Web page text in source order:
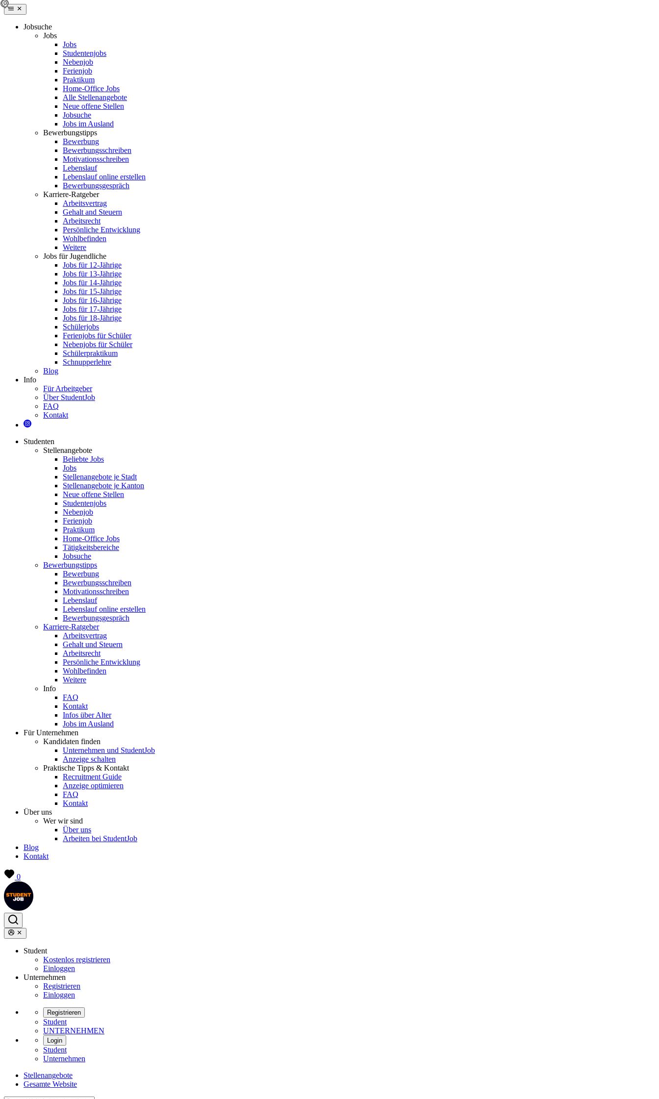
Jobsuche
Jobs
Jobs
Studentenjobs
Nebenjob
Ferienjob
Praktikum
Home-Office Jobs
Alle Stellenangebote
Neue offene Stellen
Jobsuche
Jobs im Ausland
Bewerbungstipps
Bewerbung
Bewerbungsschreiben
Motivationsschreiben
Lebenslauf
Lebenslauf online erstellen
Bewerbungsgespräch
Karriere-Ratgeber
Arbeitsvertrag
Gehalt and Steuern
Arbeitsrecht
Persönliche Entwicklung
Wohlbefinden
Weitere
Jobs für Jugendliche
Jobs für 12-Jährige
Jobs für 13-Jährige
Jobs für 14-Jährige
Jobs für 15-Jährige
Jobs für 16-Jährige
Jobs für 17-Jährige
Jobs für 18-Jährige
Schülerjobs
Ferienjobs für Schüler
Nebenjobs für Schüler
Schülerpraktikum
Schnupperlehre
Blog
Info
Für Arbeitgeber
Über StudentJob
FAQ
Kontakt
Studenten
Stellenangebote
Beliebte Jobs
Jobs
Stellenangebote je Stadt
Stellenangebote je Kanton
Neue offene Stellen
Studentenjobs
Nebenjob
Ferienjob
Praktikum
Home-Office Jobs
Tätigkeitsbereiche
Jobsuche
Bewerbungstipps
Bewerbung
Bewerbungsschreiben
Motivationsschreiben
Lebenslauf
Lebenslauf online erstellen
Bewerbungsgespräch
Karriere-Ratgeber
Arbeitsvertrag
Gehalt und Steuern
Arbeitsrecht
Persönliche Entwicklung
Wohlbefinden
Weitere
Info
FAQ
Kontakt
Infos über Alter
Jobs im Ausland
Für Unternehmen
Kandidaten finden
Unternehmen und StudentJob
Anzeige schalten
Praktische Tipps & Kontakt
Recruitment Guide
Anzeige optimieren
FAQ
Kontakt
Über uns
Wer wir sind
Über uns
Arbeiten bei StudentJob
Blog
Kontakt
0
Student
Kostenlos registrieren
Einloggen
Unternehmen
Registrieren
Einloggen
Registrieren
Student
UNTERNEHMEN
Login
Student
Unternehmen
Stellenangebote
Gesamte Website